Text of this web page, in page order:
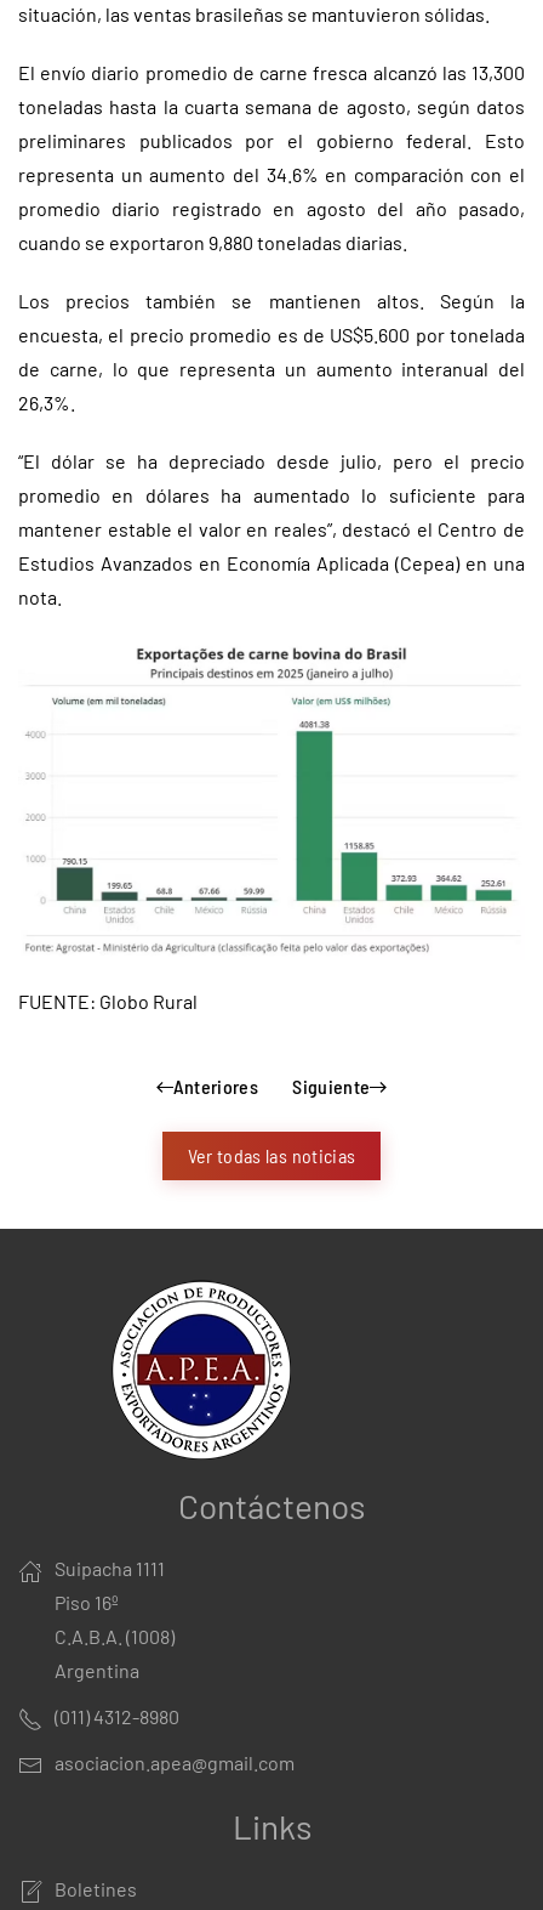
situación, las ventas brasileñas se mantuvieron sólidas.
El envío diario promedio de carne fresca alcanzó las 13,300
toneladas hasta la cuarta semana de agosto, según datos
preliminares publicados por el gobierno federal. Esto
representa un aumento del 34.6% en comparación con el
promedio diario registrado en agosto del año pasado,
cuando se exportaron 9,880 toneladas diarias.
Los precios también se mantienen altos. Según la
encuesta, el precio promedio es de US$5.600 por tonelada
de carne, lo que representa un aumento interanual del
26,3%.
“El dólar se ha depreciado desde julio, pero el precio
promedio en dólares ha aumentado lo suficiente para
mantener estable el valor en reales”, destacó el Centro de
Estudios Avanzados en Economía Aplicada (Cepea) en una
nota.
FUENTE: Globo Rural
Anteriores Siguiente
Ver todas las noticias
Contáctenos
Suipacha 1111
Piso 16º
C.A.B.A. (1008)
Argentina
(011) 4312-8980
asociacion.apea@gmail.com
Links
Boletines